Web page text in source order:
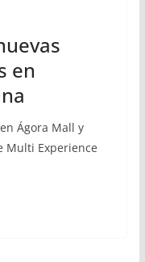
en
Ágora Mall y
Multi Experience